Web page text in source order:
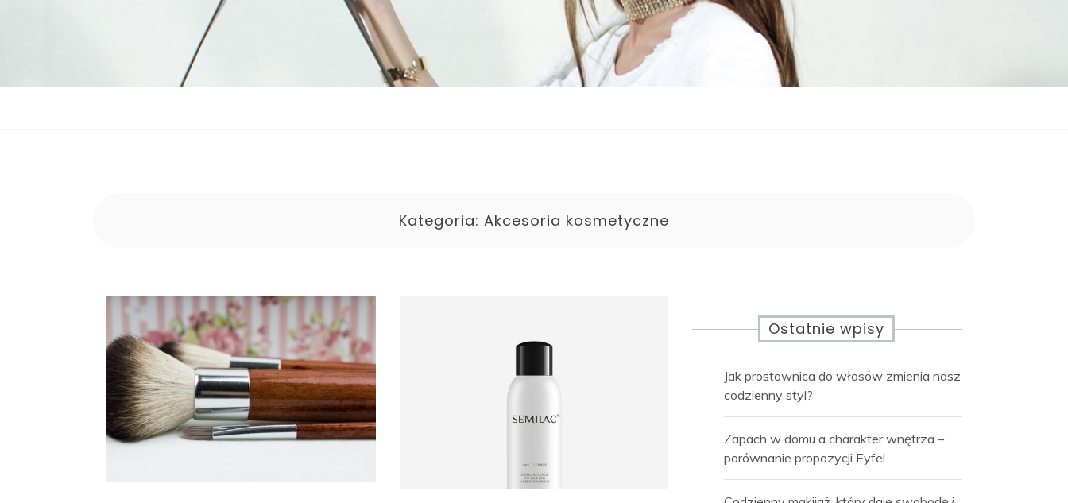
Kategoria: Akcesoria kosmetyczne
Ostatnie wpisy
Jak prostownica do włosów zmienia nasz
codzienny styl?
Zapach w domu a charakter wnętrza –
porównanie propozycji Eyfel